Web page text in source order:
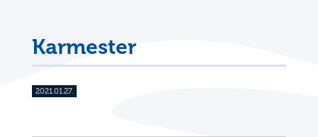
Karmester
2021.01.27.